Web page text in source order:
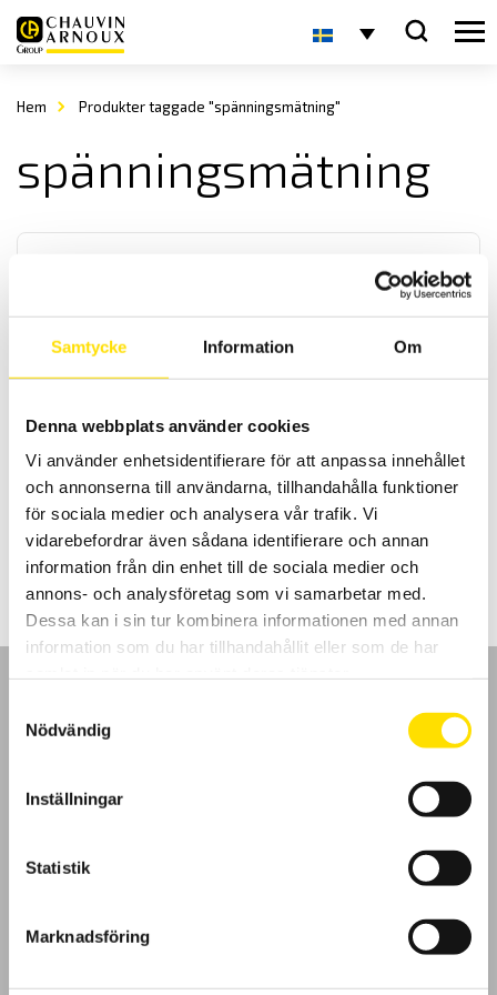
Samtycke Information Om
Denna webbplats använder cookies
Vi använder enhetsidentifierare för att anpassa innehållet
och annonserna till användarna, tillhandahålla funktioner
för sociala medier och analysera vår trafik. Vi
vidarebefordrar även sådana identifierare och annan
information från din enhet till de sociala medier och
annons- och analysföretag som vi samarbetar med.
Dessa kan i sin tur kombinera informationen med annan
information som du har tillhandahållit eller som de har
Nödvändig
Inställningar
Statistik
Marknadsföring
Hem Produkter taggade "spänningsmätning"
spänningsmätning
Vårt praktiska sortiment av prober med diameter från 0,6 mm till 4
mm för mätning alla spänningsapplikationer från DIN-system till
bilelektronik. Dessa prober har 4 mm anslutning, med upp till
kategori IV 1000 V säkerhetsklassning enligt IEC 61010 standard.
160.00kr – 535.00kr Prisintervall:
160.00 kr
till
535.00 kr
LÄS MER